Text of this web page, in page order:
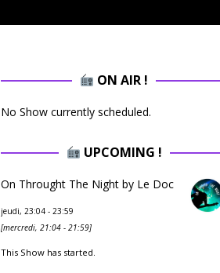
ON AIR !
No Show currently scheduled.
UPCOMING !
On Throught The Night by Le Doc
jeudi, 23:04 - 23:59
[mercredi, 21:04 - 21:59]
This Show has started.